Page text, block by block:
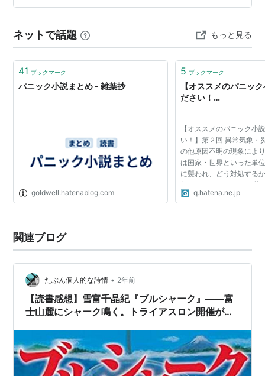
能力 🌾 荒唐無稽なパニック小説？いいえリアルに起こり
2200 円楽天で詳細を見る 🪄 あ…
ネットで話題 もっと見る
41 ブックマーク
パニック小説まとめ - 雑葉抄
goldwell.hatenablog.com
5 ブックマーク
【オススメのパニッ
ださい！…
【オススメのパニック小
い！】第２回 異常気象・
の他原因不明の現象によ
は国家・世界といった単
に襲われ、どう対処する
象とします。 ジャンル的
よく見られますが、ゾン
q.hatena.ne.jp
関連ブログ
たぶん個人的な詩情 • 2年前
【読書感想】雪富千晶紀『ブルシャーク』――富
士山麓にシャーク鳴く。トライアスロン開催が迫
【サメ企画⑥】